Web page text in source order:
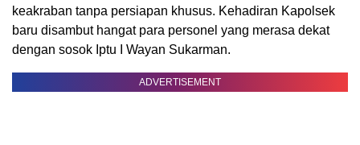
keakraban tanpa persiapan khusus. Kehadiran Kapolsek
baru disambut hangat para personel yang merasa dekat
dengan sosok Iptu I Wayan Sukarman.
ADVERTISEMENT